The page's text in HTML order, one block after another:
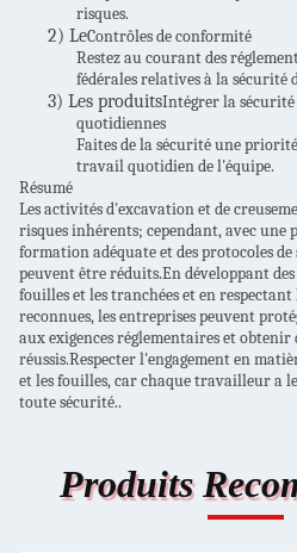
risques.
2) LeContrôles de conformité
Restez au courant des
fédérales relatives à la sécurité
3) Les produitsIntégrer la sécurité
quotidiennes
Faites de la sécurité une
travail quotidien de l'équipe.
Résumé
Les activités d'excavation et de
risques inhérents; cependant, avec une
formation adéquate et des protocoles
peuvent être réduits.En développant
fouilles et les tranchéeset en respectant
reconnues, les entreprises peuvent
aux exigences réglementaires et obtenir
réussis.Respecter l'engagement en
et les fouilles, car chaque travailleur a
toute sécurité..
Produits